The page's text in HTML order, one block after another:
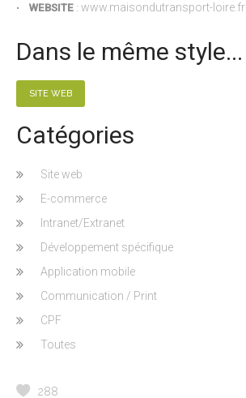
• WEBSITE : www.maisondutransport-loire.fr
Dans le même style...
SITE WEB
Catégories
Site web
E-commerce
Intranet/Extranet
Développement spécifique
Application mobile
Communication / Print
CPF
Toutes
288